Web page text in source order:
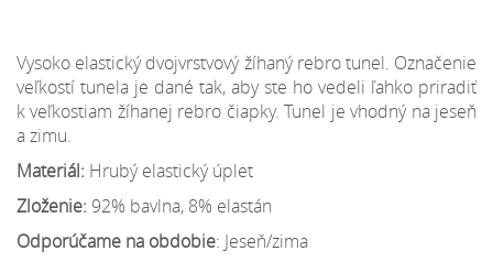
Vysoko elastický dvojvrstvový žíhaný rebro tunel. Označenie
veľkostí tunela je dané tak, aby ste ho vedeli ľahko priradiť
k veľkostiam žíhanej rebro čiapky. Tunel je vhodný na jeseň
a zimu.
Materiál: Hrubý elastický úplet
Zloženie: 92% bavlna, 8% elastán
Odporúčame na obdobie: Jeseň/zima